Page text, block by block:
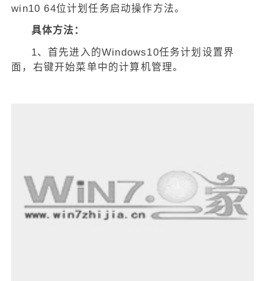
win10 64位计划任务启动操作方法。
具体方法：
1、首先进入的Windows10任务计划设置界
面，右键开始菜单中的计算机管理。